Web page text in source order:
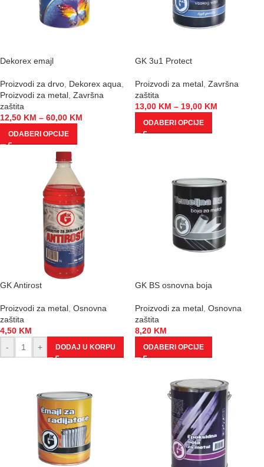
Dekorex emajl
Proizvodi za drvo Dekorex aqua
Proizvodi za metal Završna
zaštita
12,50 KM – 60,00 KM
ODABERI OPCIJE
GK 3u1 Protect
Proizvodi za metal Završna
zaštita
13,00 KM – 19,00 KM
ODABERI OPCIJE
GK Antirost
Proizvodi za metal Osnovna
zaštita
4,50 KM
-
+ DODAJ U KORPU
GK BS osnovna boja
Proizvodi za metal Osnovna
zaštita
8,20 KM
ODABERI OPCIJE